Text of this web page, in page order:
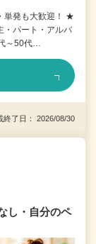
単発も大歓迎！ ★
・パート・アルバ
～50代…
了日： 2026/08/30
し・自分のペ